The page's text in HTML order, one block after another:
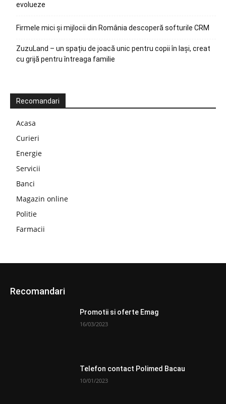
evolueze
Firmele mici și mijlocii din România descoperă softurile CRM
ZuzuLand – un spațiu de joacă unic pentru copii în Iași, creat
cu grijă pentru întreaga familie
Recomandari
Acasa
Curieri
Energie
Servicii
Banci
Magazin online
Politie
Farmacii
Recomandari
Promotii si oferte Emag
16/03/2023
Telefon contact Polimed Bacau
10/01/2023